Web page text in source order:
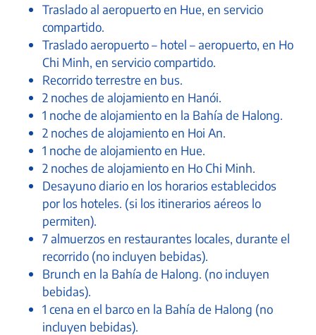
Traslado al aeropuerto en Hue, en servicio
compartido.
Traslado aeropuerto – hotel – aeropuerto, en Ho
Chi Minh, en servicio compartido.
Recorrido terrestre en bus.
2 noches de alojamiento en Hanói.
1 noche de alojamiento en la Bahía de Halong.
2 noches de alojamiento en Hoi An.
1 noche de alojamiento en Hue.
2 noches de alojamiento en Ho Chi Minh.
Desayuno diario en los horarios establecidos
por los hoteles. (si los itinerarios aéreos lo
permiten).
7 almuerzos en restaurantes locales, durante el
recorrido (no incluyen bebidas).
Brunch en la Bahía de Halong. (no incluyen
bebidas).
1 cena en el barco en la Bahía de Halong (no
incluyen bebidas).